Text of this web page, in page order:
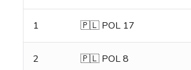
1 🇵🇱 POL 17
2 🇵🇱 POL 8